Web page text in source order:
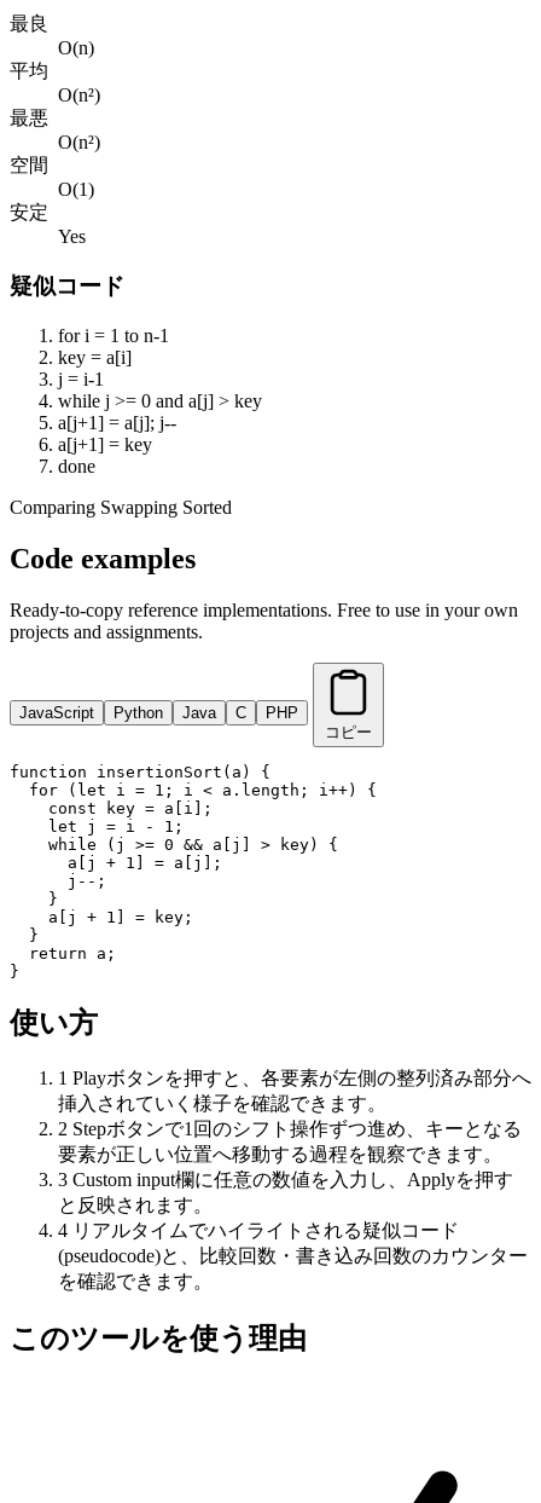
最良
O(n)
平均
O(n²)
最悪
O(n²)
空間
O(1)
安定
Yes
疑似コード
for i = 1 to n-1
key = a[i]
j = i-1
while j >= 0 and a[j] > key
a[j+1] = a[j]; j--
a[j+1] = key
done
Comparing Swapping Sorted
Code examples
Ready-to-copy reference implementations. Free to use in your own
projects and assignments.
JavaScript Python Java C
PHP
コピー
function insertionSort(a) {
  for (let i = 1; i < a.length; i++) {
    const key = a[i];
    let j = i - 1;
    while (j >= 0 && a[j] > key) {
      a[j + 1] = a[j];
      j--;
    }
    a[j + 1] = key;
  }
  return a;
}
使い方
1 Playボタンを押すと、各要素が左側の整列済み部分へ
挿入されていく様子を確認できます。
2 Stepボタンで1回のシフト操作ずつ進め、キーとなる
要素が正しい位置へ移動する過程を観察できます。
3 Custom input欄に任意の数値を入力し、Applyを押す
と反映されます。
4 リアルタイムでハイライトされる疑似コード
(pseudocode)と、比較回数・書き込み回数のカウンター
を確認できます。
このツールを使う理由